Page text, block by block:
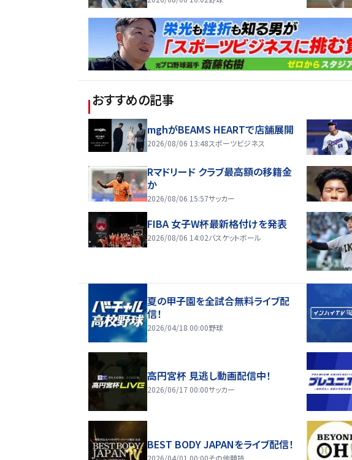
おすすめの記事
mghがBEAMS HEARTで店舗展開
2026/08/06 13:48スポーツビジネス
Rマドリード クラブ最高額の移籍金
か
2026/08/06 15:57サッカー
FIBA 女子W杯最新格付けを発表
2026/08/06 14:02バスケットボール
夏の甲子園を全試合無料ライブ配
信！
2026/04/18 00:00野球
高円宮杯 見逃し動画配信中！
2026/06/17 00:00サッカー
BEST BODY JAPANをライブ配信！